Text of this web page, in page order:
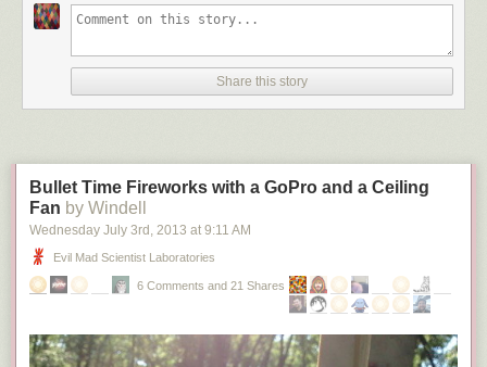
Share this story
Bullet Time Fireworks with a GoPro and a Ceiling
Fan by Windell
Wednesday July 3rd , 2013 at 9:11 AM
Evil Mad Scientist Laboratories
6 Comments and 21 Shares